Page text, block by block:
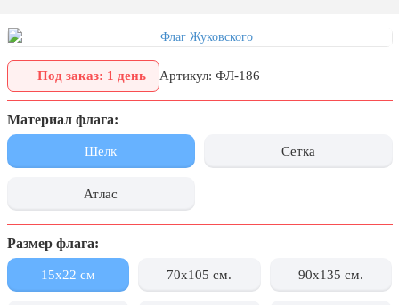
День шахтера (последнее
воскресенье августа)
1 сентября, День знаний
3 сентября, День солидарности в
борьбе с терроризмом
День города Москвы (первая суббота
День нефтяника (первое воскресенье
сентября)
8 сентября, День танкиста (второе
воскресенье сентября)
Под заказ: 1 день Артикул: ФЛ-186
Материал флага:
Шелк Сетка
Атлас
Размер флага:
15x22 см 70x105 см. 90x135 см.